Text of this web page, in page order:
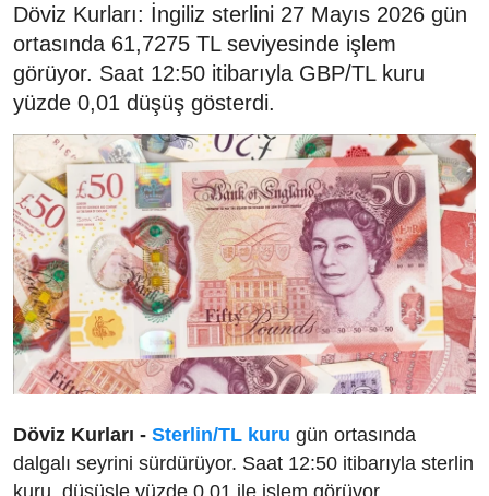
Döviz Kurları: İngiliz sterlini 27 Mayıs 2026 gün
ortasında 61,7275 TL seviyesinde işlem
görüyor. Saat 12:50 itibarıyla GBP/TL kuru
yüzde 0,01 düşüş gösterdi.
Döviz Kurları - Sterlin/TL kuru gün ortasında
dalgalı seyrini sürdürüyor. Saat 12:50 itibarıyla sterlin